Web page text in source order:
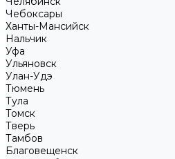
Чебоксары
Ханты-Мансийск
Нальчик
Уфа
Ульяновск
Улан-Удэ
Тюмень
Тула
Томск
Тверь
Тамбов
Благовещенск